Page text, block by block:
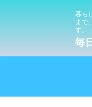
暮ら
まで
す。
毎